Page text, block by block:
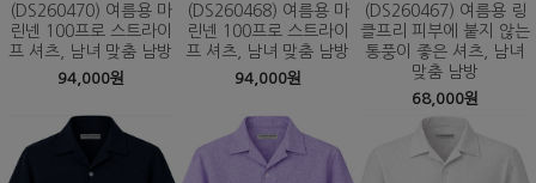
(DS260470) 여름용 마
린넨 100프로 스트라이
프 셔츠, 남녀 맞춤 남방
94,000원
(DS260468) 여름용 마
린넨 100프로 스트라이
프 셔츠, 남녀 맞춤 남방
94,000원
(DS260467) 여름용 링
클프리 피부에 붙지 않는
통풍이 좋은 셔츠, 남녀
맞춤 남방
68,000원